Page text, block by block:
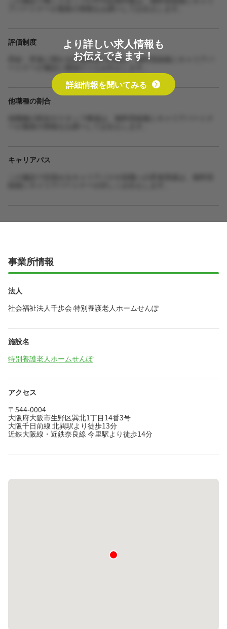
評価制度
昇給・昇進に関わる評価制度の詳細は、無料登録後にキャリアパ
他職種の割合
キャリアパス
より詳しい求人情報も
お伝えできます！
詳細情報を聞いてみる
事業所情報
法人
社会福祉法人千歩会 特別養護老人ホームせんぽ
施設名
特別養護老人ホームせんぽ
アクセス
〒544-0004
大阪府大阪市生野区巽北1丁目14番3号
大阪千日前線 北巽駅より徒歩13分
近鉄大阪線・近鉄奈良線 今里駅より徒歩14分